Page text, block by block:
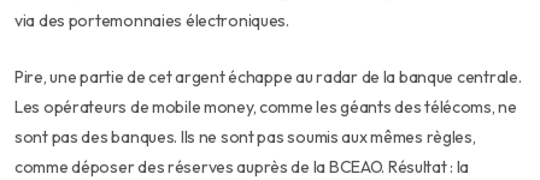
via des portemonnaies électroniques.
Pire, une partie de cet argent échappe au radar de la banque centrale.
Les opérateurs de mobile money, comme les géants des télécoms, ne
sont pas des banques. Ils ne sont pas soumis aux mêmes règles,
comme déposer des réserves auprès de la BCEAO. Résultat : la